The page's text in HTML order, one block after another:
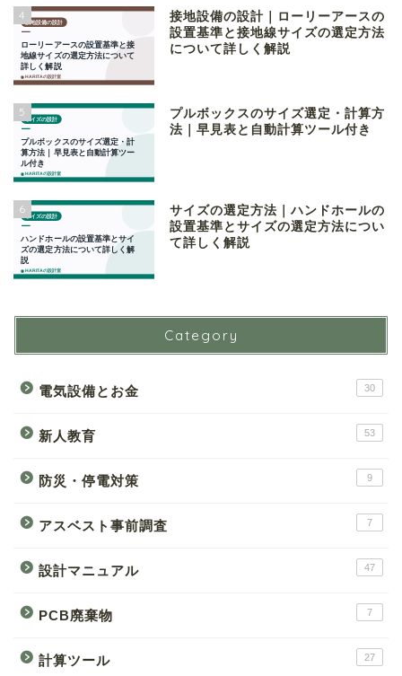
4
接地設備の設計｜ローリーアースの
設置基準と接地線サイズの選定方法
について詳しく解説
5
プルボックスのサイズ選定・計算方
法｜早見表と自動計算ツール付き
6
サイズの選定方法｜ハンドホールの
設置基準とサイズの選定方法につい
て詳しく解説
Category
電気設備とお金 30
新人教育 53
防災・停電対策 9
アスベスト事前調査 7
設計マニュアル 47
PCB廃棄物 7
計算ツール 27